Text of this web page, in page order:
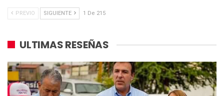
PREVIO SIGUIENTE 1 De 215
ULTIMAS RESEÑAS